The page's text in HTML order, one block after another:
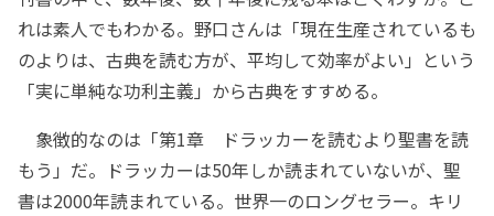
れは素人でもわかる。野口さんは「現在生産されているも
のよりは、古典を読む方が、平均して効率がよい」という
「実に単純な功利主義」から古典をすすめる。
象徴的なのは「第1章 ドラッカーを読むより聖書を読
もう」だ。ドラッカーは50年しか読まれていないが、聖
書は2000年読まれている。世界一のロングセラー。キリ